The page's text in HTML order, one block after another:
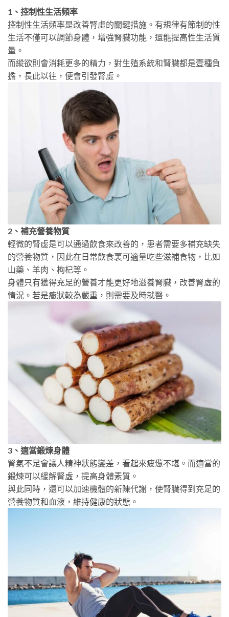
1、控制性生活頻率
控制性生活頻率是改善腎虛的關鍵措施。有規律有節制的性
生活不僅可以調節身體，增強腎臟功能，還能提高性生活質
量。
而縱欲則會消耗更多的精力，對生殖系統和腎臟都是壹種負
擔，長此以往，便會引發腎虛。
2、補充營養物質
輕微的腎虛是可以通過飲食來改善的，患者需要多補充缺失
的營養物質，因此在日常飲食裏可適量吃些滋補食物，比如
山藥、羊肉、枸杞等。
身體只有獲得充足的營養才能更好地滋養腎臟，改善腎虛的
情況。若是癥狀較為嚴重，則需要及時就醫。
3、適當鍛煉身體
腎氣不足會讓人精神狀態變差，看起來疲憊不堪。而適當的
鍛煉可以緩解腎虛，提高身體素質。
與此同時，還可以加速機體的新陳代謝，使腎臟得到充足的
營養物質和血液，維持健康的狀態。